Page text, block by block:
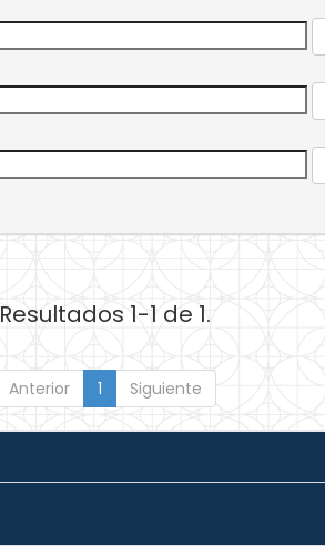
Resultados 1-1 de 1.
Anterior 1 Siguiente